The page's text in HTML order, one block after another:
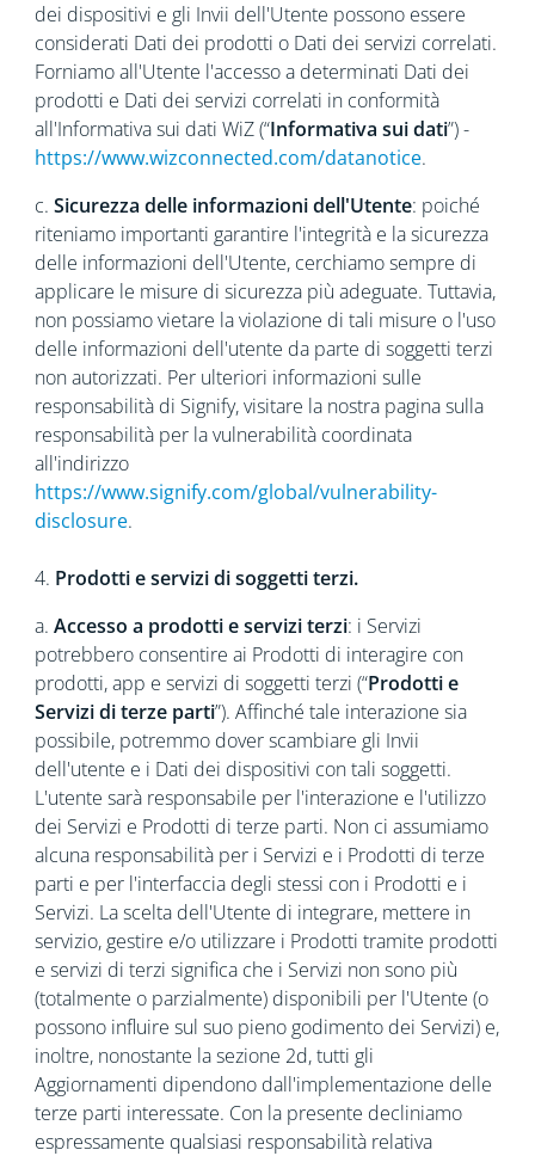
dei dispositivi e gli Invii dell'Utente possono essere
considerati Dati dei prodotti o Dati dei servizi correlati.
Forniamo all'Utente l'accesso a determinati Dati dei
prodotti e Dati dei servizi correlati in conformità
all'Informativa sui dati WiZ (“Informativa sui dati”) -
https://www.wizconnected.com/datanotice.
c. Sicurezza delle informazioni dell'Utente: poiché
riteniamo importanti garantire l'integrità e la sicurezza
delle informazioni dell'Utente, cerchiamo sempre di
applicare le misure di sicurezza più adeguate. Tuttavia,
non possiamo vietare la violazione di tali misure o l'uso
delle informazioni dell'utente da parte di soggetti terzi
non autorizzati. Per ulteriori informazioni sulle
responsabilità di Signify, visitare la nostra pagina sulla
responsabilità per la vulnerabilità coordinata
all'indirizzo
https://www.signify.com/global/vulnerability-
disclosure.
4. Prodotti e servizi di soggetti terzi.
a. Accesso a prodotti e servizi terzi: i Servizi
potrebbero consentire ai Prodotti di interagire con
prodotti, app e servizi di soggetti terzi (“Prodotti e
Servizi di terze parti”). Affinché tale interazione sia
possibile, potremmo dover scambiare gli Invii
dell'utente e i Dati dei dispositivi con tali soggetti.
L'utente sarà responsabile per l'interazione e l'utilizzo
dei Servizi e Prodotti di terze parti. Non ci assumiamo
alcuna responsabilità per i Servizi e i Prodotti di terze
parti e per l'interfaccia degli stessi con i Prodotti e i
Servizi. La scelta dell'Utente di integrare, mettere in
servizio, gestire e/o utilizzare i Prodotti tramite prodotti
e servizi di terzi significa che i Servizi non sono più
(totalmente o parzialmente) disponibili per l'Utente (o
possono influire sul suo pieno godimento dei Servizi) e,
inoltre, nonostante la sezione 2d, tutti gli
Aggiornamenti dipendono dall'implementazione delle
terze parti interessate. Con la presente decliniamo
espressamente qualsiasi responsabilità relativa